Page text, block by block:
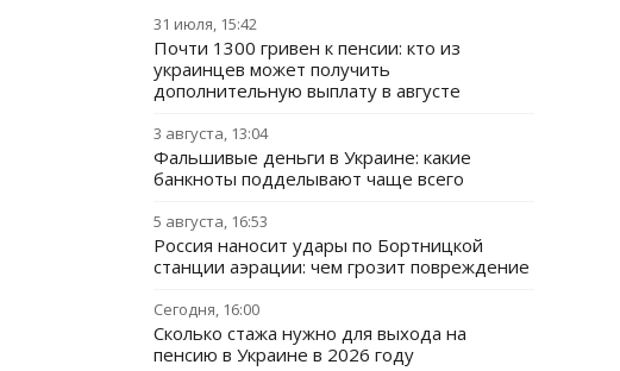
31 июля, 15:42
Почти 1300 гривен к пенсии: кто из
украинцев может получить
дополнительную выплату в августе
3 августа, 13:04
Фальшивые деньги в Украине: какие
банкноты подделывают чаще всего
5 августа, 16:53
Россия наносит удары по Бортницкой
станции аэрации: чем грозит повреждение
Сегодня, 16:00
Сколько стажа нужно для выхода на
пенсию в Украине в 2026 году